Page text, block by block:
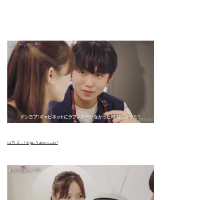
出典元：https://abema.tv/